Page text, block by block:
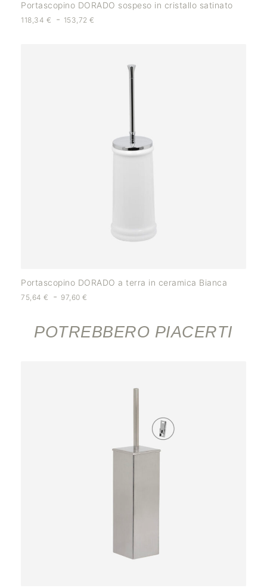
Portascopino DORADO sospeso in cristallo satinato
118,34 € - 153,72€
Portascopino DORADO a terra in ceramica Bianca
75,64 € - 97,60€
POTREBBERO PIACERTI